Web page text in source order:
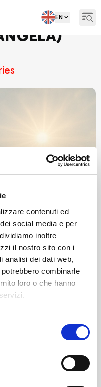
contenuti ed
social media e per
inoltre
il nostro sito con i
analisi dei dati web,
combinarle
loro o che hanno
EN
Obituaries